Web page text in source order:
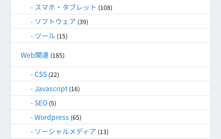
スマホ・タブレット (108)
ソフトウェア (39)
ツール (15)
Web関連 (185)
CSS (22)
Javascript (16)
SEO (5)
Wordpress (65)
ソーシャルメディア (13)